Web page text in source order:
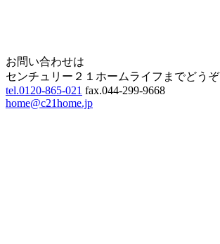
お問い合わせは
センチュリー２１ホームライフまでどうぞ
tel.0120-865-021 fax.044-299-9668
home@c21home.jp